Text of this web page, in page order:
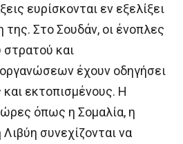
ευρίσκονται εν εξελίξει
Στο Σουδάν, οι ένοπλες
στρατού και
έχουν οδηγήσει
εκτοπισμένους. Η
όπως η Σομαλία, η
συνεχίζονται να